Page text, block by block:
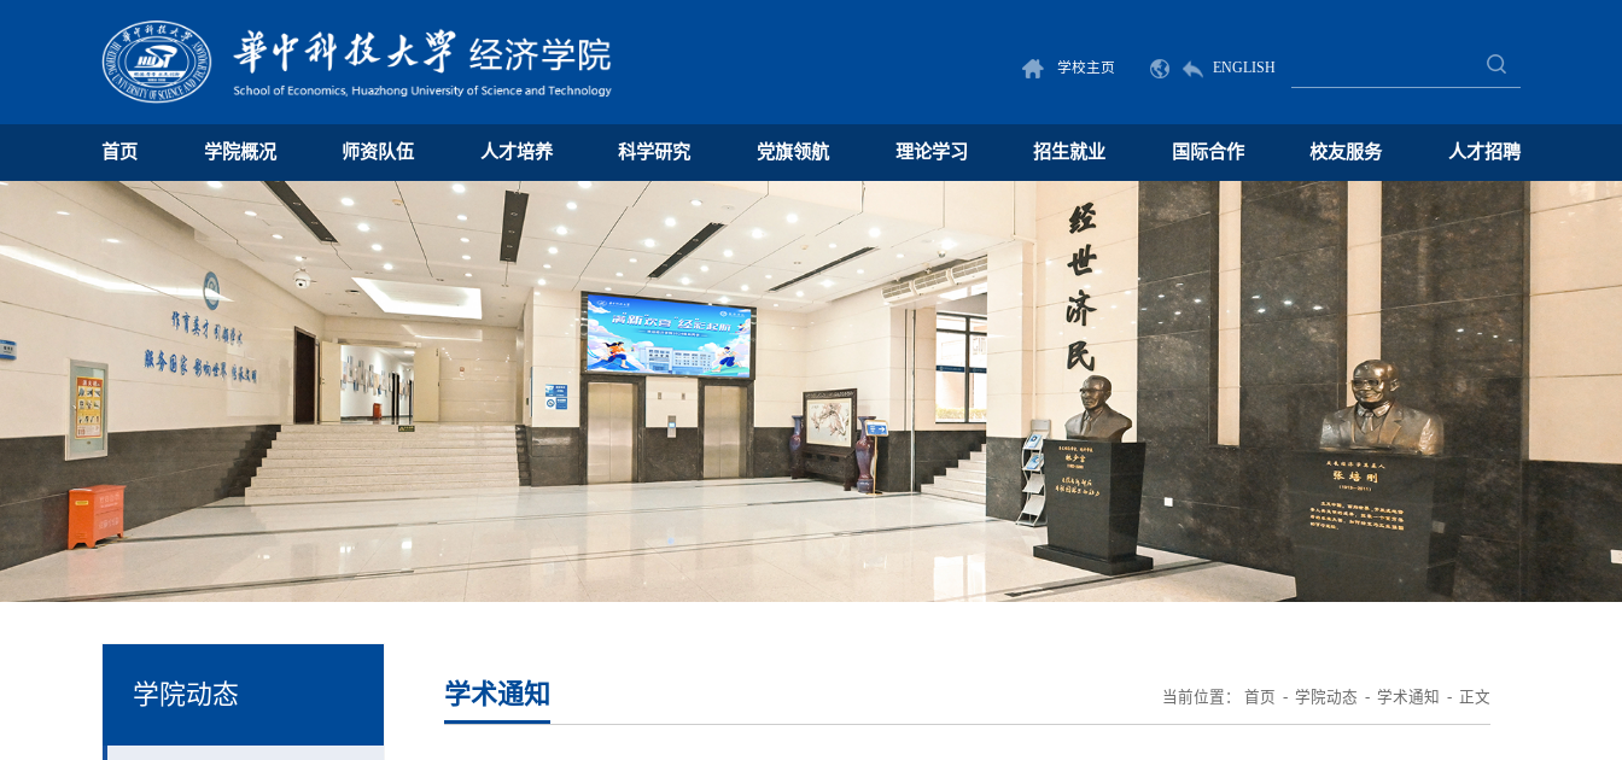
学校主页 ENGLISH
首页 学院概况 师资队伍 人才培养 科学研究 党旗领航 理论学习 招生就业 国际合作 校友服务 人才招聘
学院动态 学术通知 当前位置： 首页 - 学院动态 - 学术通知 - 正文